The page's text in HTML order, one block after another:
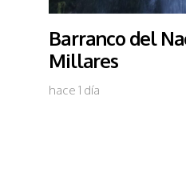
Barranco del
Millares
hace 1 día